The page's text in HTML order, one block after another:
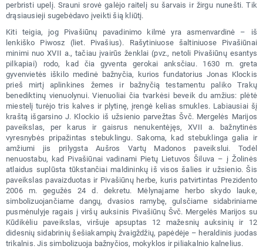
perbristi upelį. Srauni srovė galėjo raitelį su šarvais ir žirgu nunešti. Tik
drąsiausieji sugebėdavo įveikti šią kliūtį.
Kiti teigia, jog Pivašiūnų pavadinimo kilmė yra asmenvardinė – iš
lenkiško Piwosz (liet. Pivašius). Rašytiniuose šaltiniuose Pivašiūnai
minimi nuo XVII a., tačiau įvairūs ženklai (pvz., netoli Pivašiūnų esantys
pilkapiai) rodo, kad čia gyventa gerokai anksčiau. 1630 m. greta
gyvenvietės iškilo medinė bažnyčia, kurios fundatorius Jonas Klockis
prieš mirtį aplinkines žemes ir bažnyčią testamentu paliko Trakų
benediktinų vienuolynui. Vienuoliai čia tvarkėsi beveik du amžius: plėtė
miestelį turėjo tris kalves ir plytinę, įrengė kelias smukles. Labiausiai šį
kraštą išgarsino J. Klockio iš užsienio parvežtas Švč. Mergelės Marijos
paveikslas, per karus ir gaisrus nenukentėjęs, XVII a. bažnytinės
vyresnybės pripažintas stebuklingu. Sakoma, kad stebuklinga galia ir
amžiumi jis prilygsta Aušros Vartų Madonos paveikslui. Todėl
nenuostabu, kad Pivašiūnai vadinami Pietų Lietuvos Šiluva – į Žolinės
atlaidus suplūsta tūkstančiai maldininkų iš visos šalies ir užsienio. Šis
paveikslas pavaizduotas ir Pivašiūnų herbe, kuris patvirtintas Prezidento
2006 m. gegužės 24 d. dekretu. Mėlynajame herbo skydo lauke,
simbolizuojančiame dangų, dvasios ramybę, gulsčiame sidabriniame
pusmėnulyje ragais į viršų auksinis Pivašiūnų Švč. Mergelės Marijos su
Kūdikėliu paveikslas, viršuje apsuptas 12 mažesnių auksinių ir 12
didesnių sidabrinių šešiakampių žvaigždžių, papėdėje – heraldinis juodas
trikalnis. Jis simbolizuoja bažnyčios, mokyklos ir piliakalnio kalnelius.